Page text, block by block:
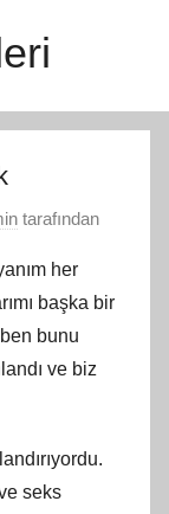
tarafından
her
başka bir
bunu
ve biz
seks